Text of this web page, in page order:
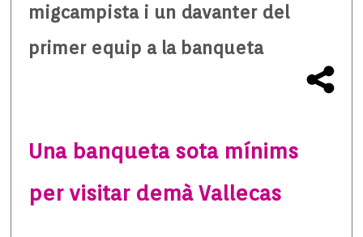
migcampista i un davanter del
primer equip a la banqueta
Una banqueta sota mínims
per visitar demà Vallecas